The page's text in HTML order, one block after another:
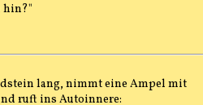
hin?"
lang, nimmt eine Ampel mit
ruft ins Autoinnere: